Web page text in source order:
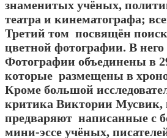
знаменитых учёных,
театра и кинематографа;
Третий том посвящён
цветной фотографии. В
Фотографии объединены в
которые размещены в
Кроме большой
критика Виктории Мусвик,
предваряют написанные с
мини-эссе учёных,